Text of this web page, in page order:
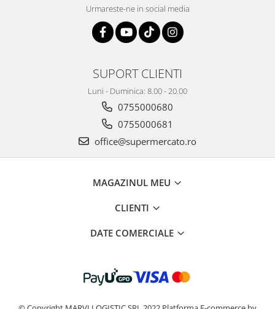
Urmareste-ne in social media
SUPORT CLIENTI
Luni - Duminica: 8.00 - 20.00
0755000680
0755000681
office@supermercato.ro
MAGAZINUL MEU
CLIENTI
DATE COMERCIALE